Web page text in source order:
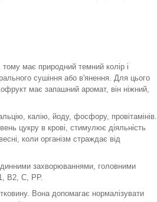
має природний темний колір і
сушіння або в'янення. Для цього
має запашний аромат, він ніжний,
калію, йоду, фосфору, провітамінів.
цукру в крові, стимулює діяльність
коли організм страждає від
захворюваннями, головними
В2, С, РР.
Вона допомагає нормалізувати